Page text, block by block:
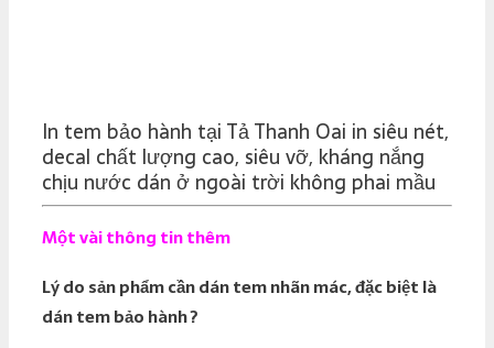
In tem bảo hành tại Tả Thanh Oai in siêu nét,
decal chất lượng cao, siêu vỡ, kháng nắng
chịu nước dán ở ngoài trời không phai mầu
Một vài thông tin thêm
Lý do sản phẩm cần dán tem nhãn mác, đặc biệt là
dán tem bảo hành ?